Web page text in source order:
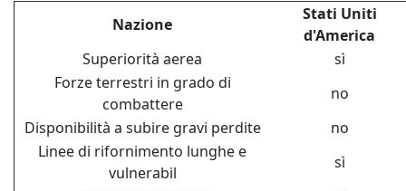
Nazione
Stati Uniti
d'America
Superiorità aerea
sì
Forze terrestri in grado di
combattere
no
Disponibilità a subire gravi perdite
no
Linee di rifornimento lunghe e
vulnerabil
sì